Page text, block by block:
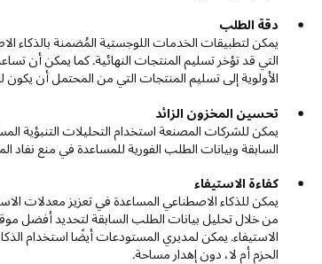
دقة الطلب
يمكن لتطبيقات الخدمات اللوجستية المُضمنة بالذكاء
التي قد تؤخر تسليم المنتجات النهائية. كما يمكن أن
الأولوية إلى تسليم المنتجات التي من المحتمل أن يكون
تحسين المخزون الزائد
يمكن للشركات المصنعة استخدام التحليلات التنبؤية
السابقة وبيانات الطلب الفورية للمساعدة في منع
كفاءة الاستيفاء
يمكن للذكاء الاصطناعي المساعدة في تعزيز معدلات
من خلال تحليل بيانات الطلب السابقة لتحديد أفضل
الاستيفاء. يمكن لمديري المستودعات أيضًا استخدام
الحزم أم لا، دون إهدار مساحة.